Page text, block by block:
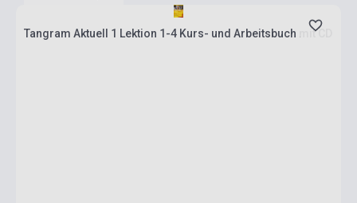
Tangram Aktuell 1 Lektion 1-4 Kurs- und Arbeitsbuch mit CD